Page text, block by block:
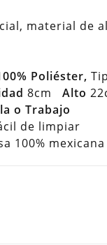
material de
Poliéster,
8cm Alto
o Trabajo
de limpiar
100%